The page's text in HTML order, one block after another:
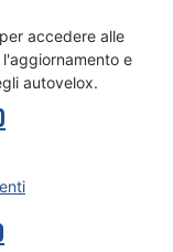
accedere alle
e
autovelox.